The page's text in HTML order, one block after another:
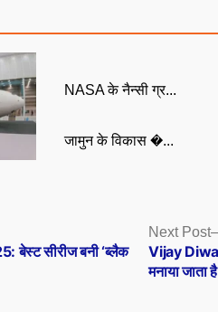
NASA के नैन्सी ग्र...
जामुन के विकास �...
सीरीज बनी ‘ब्लैक
Next Post
Vijay
मनाया जाता